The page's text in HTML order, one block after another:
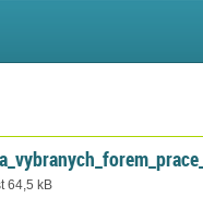
64,5 kB